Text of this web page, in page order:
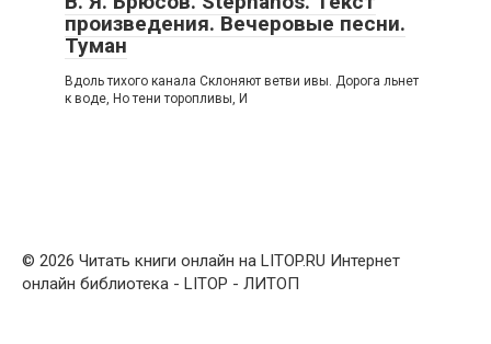
произведения. Вечеровые песни.
Туман
Вдоль тихого канала Склоняют ветви ивы. Дорога льнет
к воде, Но тени торопливы, И
© 2026 Читать книги онлайн на LITOP.RU Интернет
онлайн библиотека - LITOP - ЛИТОП